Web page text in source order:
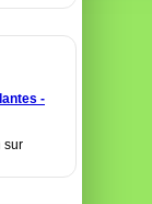
-
sur